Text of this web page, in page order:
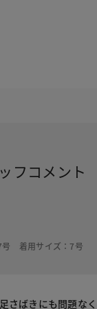
フコメント
号 着用サイズ：7号
さばきにも問題な